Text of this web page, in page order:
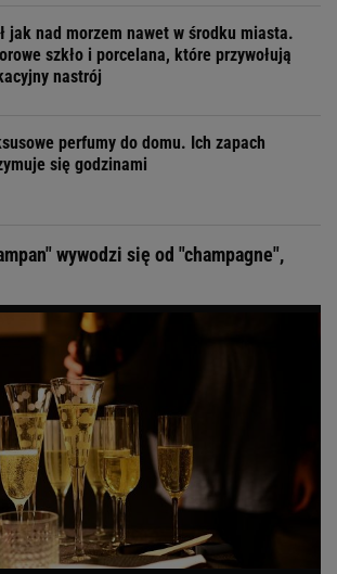
jak nad morzem nawet w środku miasta.
szkło i porcelana, które przywołują
nastrój
perfumy do domu. Ich zapach
się godzinami
wywodzi się od "champagne",